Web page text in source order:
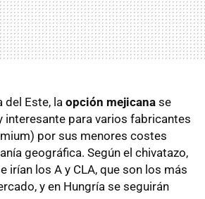
del Este, la opción mejicana se
interesante para varios fabricantes
por sus menores costes
geográfica. Según el chivatazo,
irían los A y CLA, que son los más
y en Hungría se seguirán